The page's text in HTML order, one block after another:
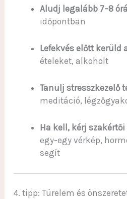
Aludj legalább 7–8
időpontban
Lefekvés előtt kerüld
ételeket, alkoholt
Tanulj stresszkezelő
meditáció,
Ha kell, kérj
egy-egy vérkép,
segít
4. tipp: Türelem és